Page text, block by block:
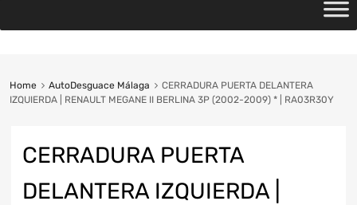
Home AutoDesguace Málaga
CERRADURA PUERTA DELANTERA
IZQUIERDA | RENAULT MEGANE II BERLINA 3P (2002-2009) * | RA03R30Y
CERRADURA PUERTA
DELANTERA IZQUIERDA |